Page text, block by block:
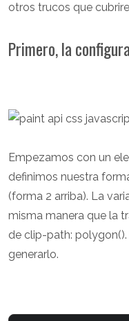
otros trucos que
Primero, la
Empezamos con un
definimos nuestra
(forma 2 arriba). La
misma manera que la
de clip-path:
generarlo.